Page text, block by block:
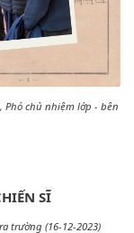
Phó chủ nhiệm lớp - bên
SĨ
trường (16-12-2023)